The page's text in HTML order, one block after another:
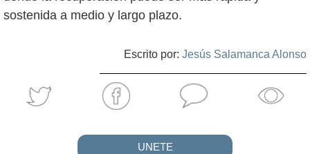
sostenida a medio y largo plazo.
Escrito por: Jesús Salamanca Alonso
UNETE